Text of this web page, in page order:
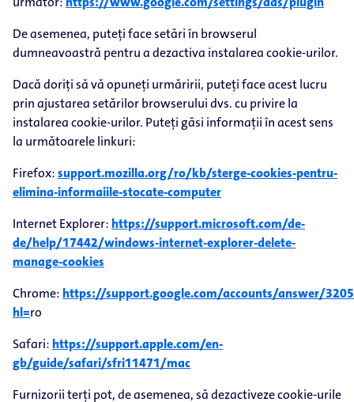
De asemenea, puteți face setări în browserul
dumneavoastră pentru a dezactiva instalarea cookie-urilor.
Dacă doriți să vă opuneți urmăririi, puteți face acest lucru
prin ajustarea setărilor browserului dvs. cu privire la
instalarea cookie-urilor. Puteți găsi informații în acest sens
la următoarele linkuri:
Firefox:support.mozilla.org/ro/kb/sterge-cookies-pentru-
elimina-informaiile-stocate-computer
Internet Explorer: https://support.microsoft.com/de-
de/help/17442/windows-internet-explorer-delete-
manage-cookies
Chrome: https://support.google.com/accounts/answer/
hl=ro
Safari: https://support.apple.com/en-
gb/guide/safari/sfri11471/mac
Furnizorii terți pot, de asemenea, să dezactiveze cookie-urile